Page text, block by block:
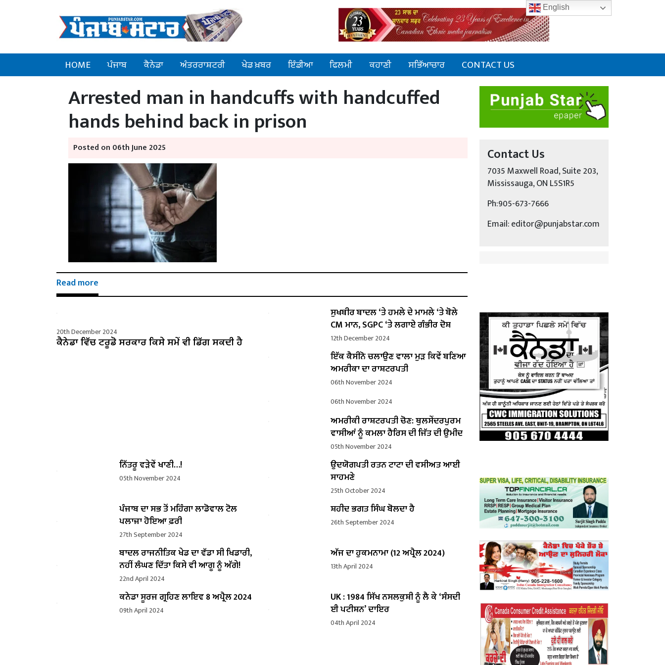
HOME ਪੰਜਾਬ ਕੈਨੇਡਾ ਅੰਤਰਰਾਸ਼ਟਰੀ ਖੇਡ ਖ਼ਬਰ ਇੰਡੀਆ ਫਿਲਮੀ ਕਹਾਣੀ ਸਭਿੱਆਚਾਰ CONTACT US
Arrested man in handcuffs with handcuffed
hands behind back in prison
Posted on 06th June 2025
Read more
20th December 2024
ਕੈਨੇਡਾ ਵਿੱਚ ਟਰੂਡੋ ਸਰਕਾਰ ਕਿਸੇ ਸਮੇਂ ਵੀ ਡਿੱਗ ਸਕਦੀ ਹੈ
ਸੁਖਬੀਰ ਬਾਦਲ ‘ਤੇ ਹਮਲੇ ਦੇ ਮਾਮਲੇ ‘ਤੇ ਬੋਲੇ ​​
CM ਮਾਨ, SGPC ‘ਤੇ ਲਗਾਏ ਗੰਭੀਰ ਦੋਸ਼
12th December 2024
ਇੱਕ ਕੈਸੀਨੋ ਚਲਾਉਣ ਵਾਲਾ ਮੁੜ ਕਿਵੇਂ ਬਣਿਆ
ਅਮਰੀਕਾ ਦਾ ਰਾਸ਼ਟਰਪਤੀ
06th November 2024
06th November 2024
ਅਮਰੀਕੀ ਰਾਸ਼ਟਰਪਤੀ ਚੋਣ: ਥੁਲਸੇਂਦਰਪੁਰਮ
ਵਾਸੀਆਂ ਨੂੰ ਕਮਲਾ ਹੈਰਿਸ ਦੀ ਜਿੱਤ ਦੀ ਉਮੀਦ
05th November 2024
ਨਿੱਤਰੂ ਵੜੇਵੇਂ ਖਾਣੀ…!
05th November 2024
ਉਦਯੋਗਪਤੀ ਰਤਨ ਟਾਟਾ ਦੀ ਵਸੀਅਤ ਆਈ
ਸਾਹਮਣੇ
25th October 2024
ਪੰਜਾਬ ਦਾ ਸਭ ਤੋਂ ਮਹਿੰਗਾ ਲਾਡੋਵਾਲ ਟੋਲ
ਪਲਾਜ਼ਾ ਹੋਇਆ ਫ਼ਰੀ
27th September 2024
ਸ਼ਹੀਦ ਭਗਤ ਸਿੰਘ ਬੋਲਦਾ ਹੈ
26th September 2024
ਬਾਦਲ ਰਾਜਨੀਤਿਕ ਖੇਡ ਦਾ ਵੱਡਾ ਸੀ ਖਿਡਾਰੀ,
ਨਹੀਂ ਲੰਘਣ ਦਿੱਤਾ ਕਿਸੇ ਵੀ ਆਗੂ ਨੂੰ ਅੱਗੇ!
22nd April 2024
ਅੱਜ ਦਾ ਹੁਕਮਨਾਮਾ (12 ਅਪ੍ਰੈਲ 2024)
13th April 2024
ਕਨੇਡਾ ਸੂਰਜ ਗ੍ਰਹਿਣ ਲਾਇਵ 8 ਅਪ੍ਰੈਲ 2024
09th April 2024
UK : 1984 ਸਿੱਖ ਨਸਲਕੁਸ਼ੀ ਨੂੰ ਲੈ ਕੇ ‘ਸੰਸਦੀ
ਈ ਪਟੀਸ਼ਨ’ ਦਾਇਰ
04th April 2024
Contact Us
7035 Maxwell Road, Suite 203,
Mississauga, ON L5S1R5
Ph:905-673-7666
Email: editor@punjabstar.com
English